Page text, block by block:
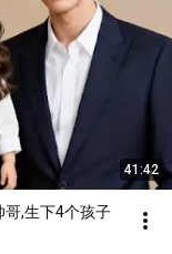
41:42
哥,生下4个孩子